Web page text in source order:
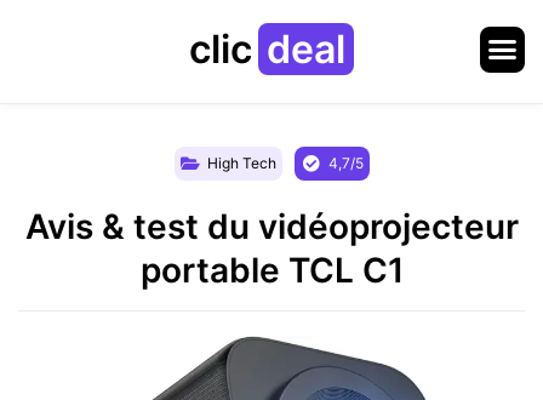
clic deal
High Tech 4,7/5
Avis & test du vidéoprojecteur
portable TCL C1